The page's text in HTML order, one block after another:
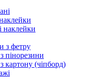
наклейки
з фетру
пінорезини
картону (чіпборд)